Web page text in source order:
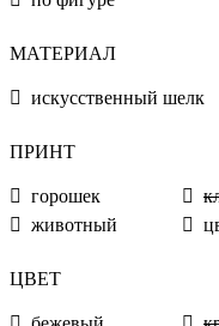
МАТЕРИАЛ
искусственный шелк
ПРИНТ
горошек
животный
ЦВЕТ